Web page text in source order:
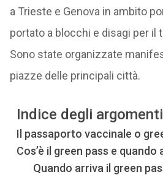
a Trieste e Genova in ambito
portato a blocchi e disagi per il
Sono state organizzate
piazze delle principali città.
Indice degli argomenti
Il passaporto vaccinale o
Cos’è il green pass e quando
Quando arriva il green